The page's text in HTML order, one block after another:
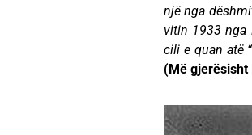
një nga
vitin 1933 nga
cili e quan atë
(Më